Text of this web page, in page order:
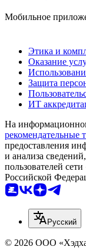
Мобильное
Этика и
Оказание
Защита
ИТ
На
рекомендательные
предоставления
и анализа
пользователей
Российской
Русский
© 2026 ООО